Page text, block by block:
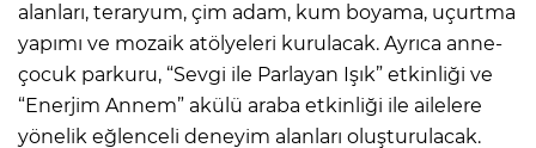
alanları, teraryum, çim adam, kum boyama, uçurtma
yapımı ve mozaik atölyeleri kurulacak. Ayrıca anne-
çocuk parkuru, “Sevgi ile Parlayan Işık” etkinliği ve
“Enerjim Annem” akülü araba etkinliği ile ailelere
yönelik eğlenceli deneyim alanları oluşturulacak.